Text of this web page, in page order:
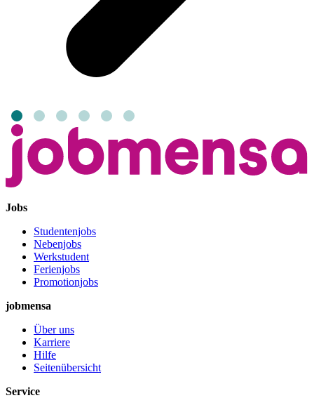
Jobs
Studentenjobs
Nebenjobs
Werkstudent
Ferienjobs
Promotionjobs
jobmensa
Über uns
Karriere
Hilfe
Seitenübersicht
Service